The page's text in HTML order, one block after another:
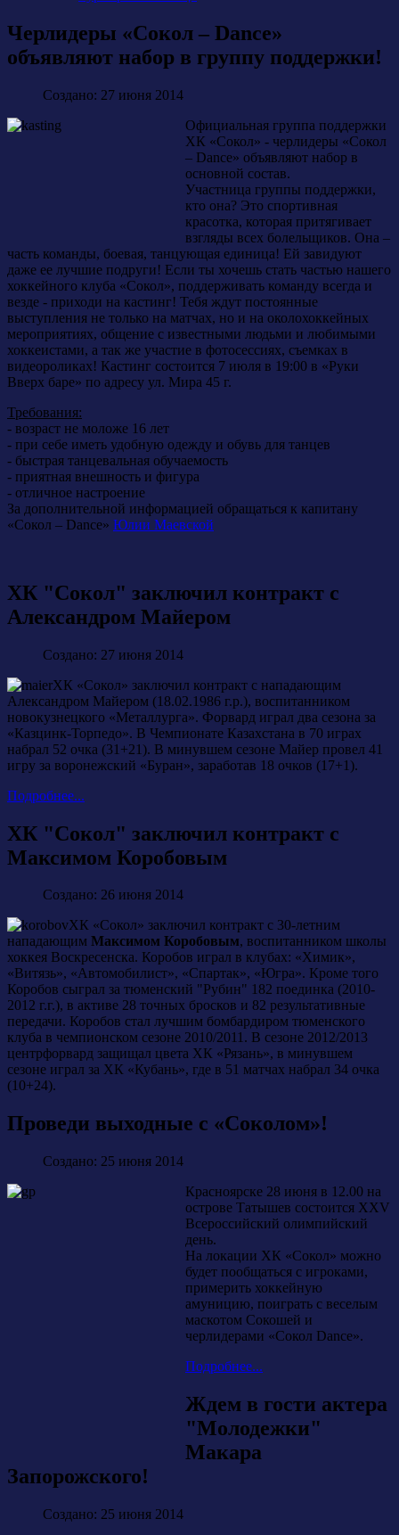
Черлидеры «Сокол – Dance»
объявляют набор в группу поддержки!
Создано: 27 июня 2014
Официальная группа поддержки
ХК «Сокол» - черлидеры «Сокол
– Dance» объявляют набор в
основной состав.
Участница группы поддержки,
кто она? Это спортивная
красотка, которая притягивает
взгляды всех болельщиков. Она –
часть команды, боевая, танцующая единица! Ей завидуют
даже ее лучшие подруги! Если ты хочешь стать частью нашего
хоккейного клуба «Сокол», поддерживать команду всегда и
везде - приходи на кастинг! Тебя ждут постоянные
выступления не только на матчах, но и на околохоккейных
мероприятиях, общение с известными людьми и любимыми
хоккеистами, а так же участие в фотосессиях, съемках в
видеороликах! Кастинг состоится 7 июля в 19:00 в «Руки
Вверх баре» по адресу ул. Мира 45 г.
Требования:
- возраст не моложе 16 лет
- при себе иметь удобную одежду и обувь для танцев
- быстрая танцевальная обучаемость
- приятная внешность и фигура
- отличное настроение
За дополнительной информацией обращаться к капитану
«Сокол – Dance» Юлии Маевской
ХК "Сокол" заключил контракт с
Александром Майером
Создано: 27 июня 2014
ХК «Сокол» заключил контракт с нападающим
Александром Майером (18.02.1986 г.р.), воспитанником
новокузнецкого «Металлурга». Форвард играл два сезона за
«Казцинк-Торпедо». В Чемпионате Казахстана в 70 играх
набрал 52 очка (31+21). В минувшем сезоне Майер провел 41
игру за воронежский «Буран», заработав 18 очков (17+1).
Подробнее...
ХК "Сокол" заключил контракт с
Максимом Коробовым
Создано: 26 июня 2014
ХК «Сокол» заключил контракт с 30-летним
нападающим Максимом Коробовым, воспитанником школы
хоккея Воскресенска. Коробов играл в клубах: «Химик»,
«Витязь», «Автомобилист», «Спартак», «Югра». Кроме того
Коробов сыграл за тюменский "Рубин" 182 поединка (2010-
2012 г.г.), в активе 28 точных бросков и 82 результативные
передачи. Коробов стал лучшим бомбардиром тюменского
клуба в чемпионском сезоне 2010/2011. В сезоне 2012/2013
центрфорвард защищал цвета ХК «Рязань», в минувшем
сезоне играл за ХК «Кубань», где в 51 матчах набрал 34 очка
(10+24).
Проведи выходные с «Соколом»!
Создано: 25 июня 2014
Красноярске 28 июня в 12.00 на
острове Татышев состоится XXV
Всероссийский олимпийский
день.
На локации ХК «Сокол» можно
будет пообщаться с игроками,
примерить хоккейную
амуницию, поиграть с веселым
маскотом Сокошей и
черлидерами «Сокол Dance».
Подробнее...
Ждем в гости актера
"Молодежки"
Макара
Запорожского!
Создано: 25 июня 2014